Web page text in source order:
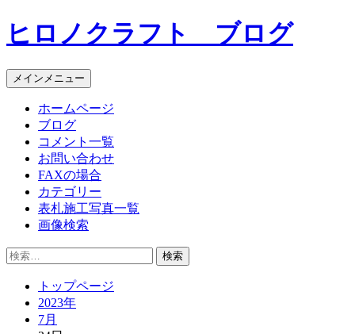
コ
ン
ン
ツ
ヒロノクラフト ブログ
メインメニュー
ホームページ
ブログ
コメント一覧
お問い合わせ
FAXの場合
カテゴリー
表札施工写真一覧
画像検索
検
トップページ
2023年
7月